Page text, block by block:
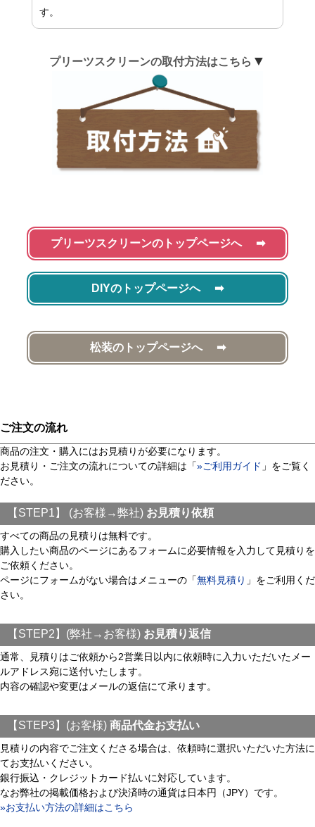
す。
プリーツスクリーンの取付方法はこちら
プリーツスクリーンのトップページへ
DIYのトップページへ
松装のトップページへ
ご注文の流れ
商品の注文・購入にはお見積りが必要になります。
お見積り・ご注文の流れについての詳細は「»ご利用ガイド 」をご覧く
ださい。
【STEP1】 (お客様→弊社) お見積り依頼
すべての商品の見積りは無料です。
購入したい商品のページにあるフォームに必要情報を入力して見積りを
ご依頼ください。
ページにフォームがない場合はメニューの「無料見積り 」をご利用くだ
さい。
【STEP2】(弊社→お客様) お見積り返信
通常、見積りはご依頼から2営業日以内に依頼時に入力いただいたメー
ルアドレス宛に送付いたします。
内容の確認や変更はメールの返信にて承ります。
【STEP3】(お客様) 商品代金お支払い
見積りの内容でご注文くださる場合は、依頼時に選択いただいた方法に
てお支払いください。
銀行振込・クレジットカード払いに対応しています。
なお弊社の掲載価格および決済時の通貨は日本円（JPY）です。
»お支払い方法の詳細はこちら